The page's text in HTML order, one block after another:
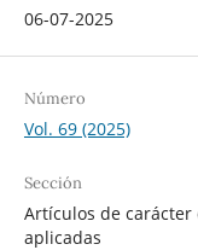
06-07-2025
Número
Vol. 69 (2025)
Sección
Artículos de carácter
aplicadas